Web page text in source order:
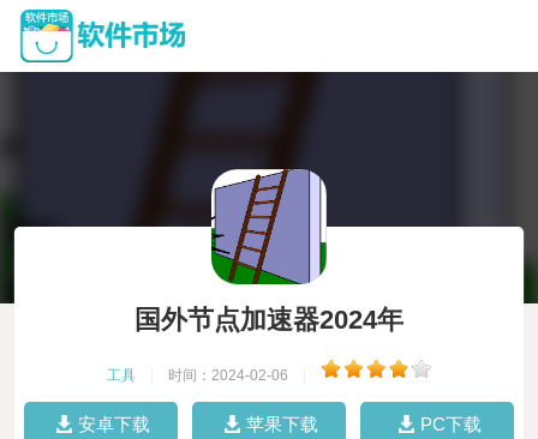
国外节点加速器2024年
工具 时间：2024-02-06
安卓下载 苹果下载 PC下载